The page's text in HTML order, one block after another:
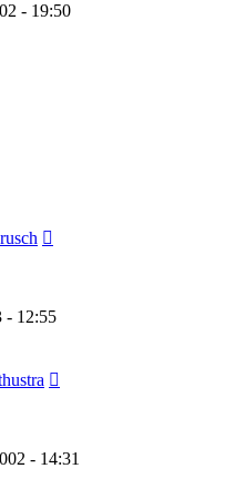
- 19:50
- 12:55
- 14:31